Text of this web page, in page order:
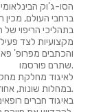
הסו-ג'וק
ברחבי העולם, מכין
בתהליכי הריפוי
מקצועיות לצד
והכתבים מפרופ'
שתרם פורסמו.
לאיגוד מחלקת
במחלות שונות, אחוזי הצלחה ומהירות תגובה לטכניקות טיפול שונות.
באיגוד חברים